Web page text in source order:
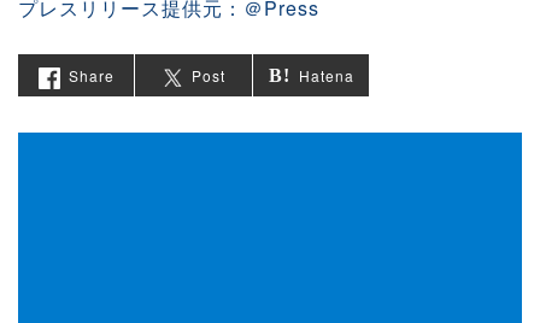
プレスリリース提供元：＠Press
Share Post Hatena